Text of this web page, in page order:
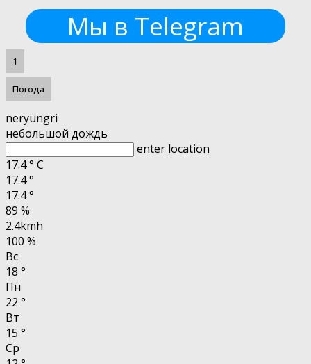
Мы в Telegram
1
Погода
neryungri
небольшой дождь
enter location
17.4° C
17.4°
17.4°
89 %
2.4kmh
100 %
Вс
18 °
Пн
22 °
Вт
15 °
Ср